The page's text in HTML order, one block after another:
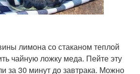
лимона со стаканом теплой
чайную ложку меда. Пейте эту
за 30 минут до завтрака. Можно